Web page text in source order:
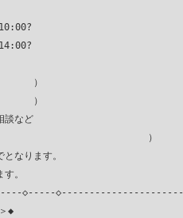
　　）
　　）
談など
　　　　　　　　　　　　　）
なります。
。
◇-----
◆